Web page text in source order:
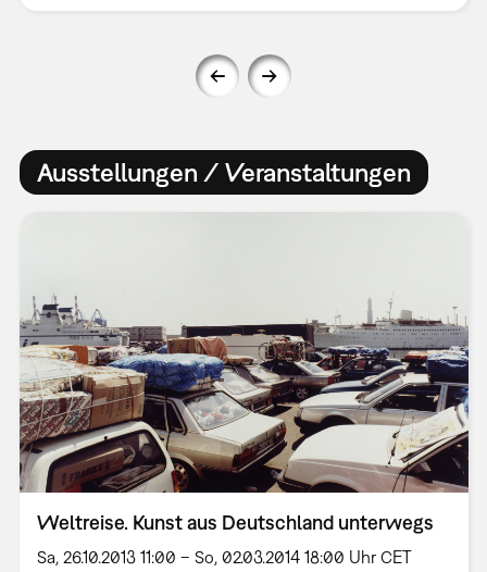
Ausstellungen / Veranstaltungen
Weltreise. Kunst aus Deutschland unterwegs
Sa, 26.10.2013 11:00 – So, 02.03.2014 18:00 Uhr CET